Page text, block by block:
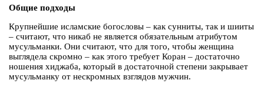
Общие подходы
Крупнейшие исламские богословы – как сунниты, так и шииты
– считают, что никаб не является обязательным атрибутом
мусульманки. Они считают, что для того, чтобы женщина
выглядела скромно – как этого требует Коран – достаточно
ношения хиджаба, который в достаточной степени закрывает
мусульманку от нескромных взглядов мужчин.